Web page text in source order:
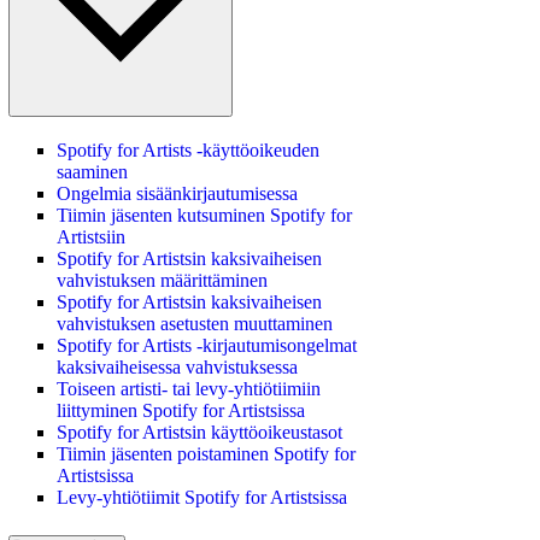
Spotify for Artists ‑käyttöoikeuden
saaminen
Ongelmia sisäänkirjautumisessa
Tiimin jäsenten kutsuminen Spotify for
Artistsiin
Spotify for Artistsin kaksivaiheisen
vahvistuksen määrittäminen
Spotify for Artistsin kaksivaiheisen
vahvistuksen asetusten muuttaminen
Spotify for Artists ‑kirjautumisongelmat
kaksivaiheisessa vahvistuksessa
Toiseen artisti- tai levy-yhtiötiimiin
liittyminen Spotify for Artistsissa
Spotify for Artistsin käyttöoikeustasot
Tiimin jäsenten poistaminen Spotify for
Artistsissa
Levy-yhtiötiimit Spotify for Artistsissa